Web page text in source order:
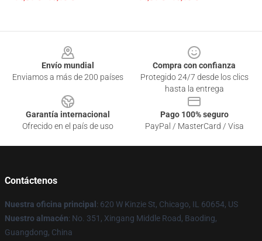
Envío mundial
Enviamos a más de 200 países
Compra con confianza
Protegido 24/7 desde los clics
hasta la entrega
Garantía internacional
Ofrecido en el país de uso
Pago 100% seguro
PayPal / MasterCard / Visa
Contáctenos
Nuestra oficina principal : 620 W Kinzie St, Chicago, IL 60654, US
Nuestro almacén: No. 351, Xingang Middle Road, Baoding,
Guangdong, China